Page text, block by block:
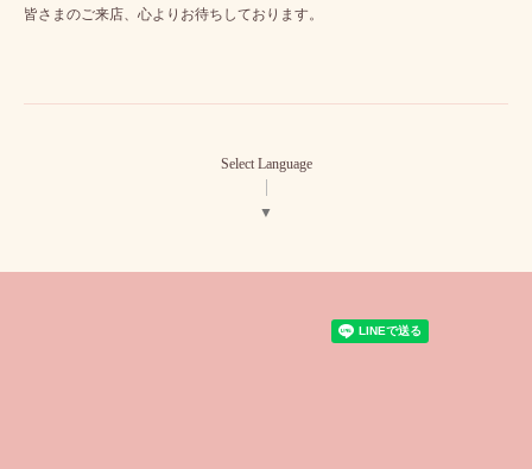
皆さまのご来店、心よりお待ちしております。
Select Language
▼